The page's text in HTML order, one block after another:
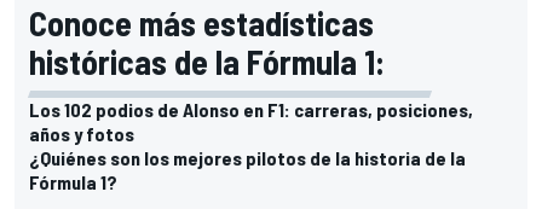
Conoce más estadísticas
históricas de la Fórmula 1:
Los 102 podios de Alonso en F1: carreras, posiciones,
años y fotos
¿Quiénes son los mejores pilotos de la historia de la
Fórmula 1?